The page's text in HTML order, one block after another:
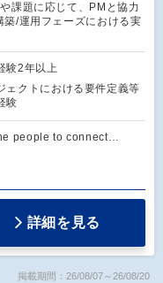
課題に応じて、PMと協力
築/運用フェーズにおける実
験2年以上
ェクトにおける要件定義等
験
people to connect…
詳細を見る
掲載期間：26/08/07～26/08/20